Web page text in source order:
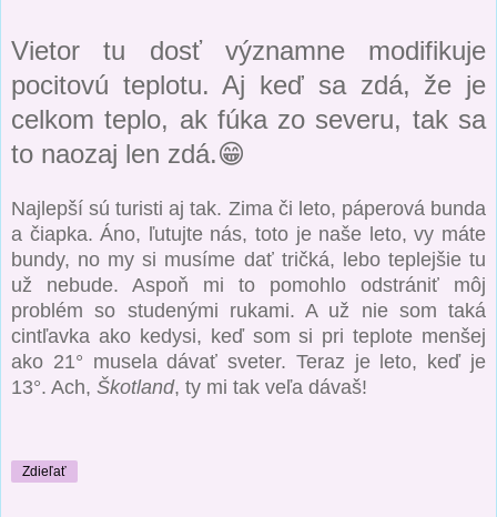
Vietor tu dosť významne modifikuje
pocitovú teplotu. Aj keď sa zdá, že je
celkom teplo, ak fúka zo severu, tak sa
to naozaj len zdá.😁
Najlepší sú turisti aj tak. Zima či leto, páperová bunda
a čiapka. Áno, ľutujte nás, toto je naše leto, vy máte
bundy, no my si musíme dať tričká, lebo teplejšie tu
už nebude. Aspoň mi to pomohlo odstrániť môj
problém so studenými rukami. A už nie som taká
cintľavka ako kedysi, keď som si pri teplote menšej
ako 21° musela dávať sveter. Teraz je leto, keď je
13°. Ach, Škotland, ty mi tak veľa dávaš!
Zdieľať